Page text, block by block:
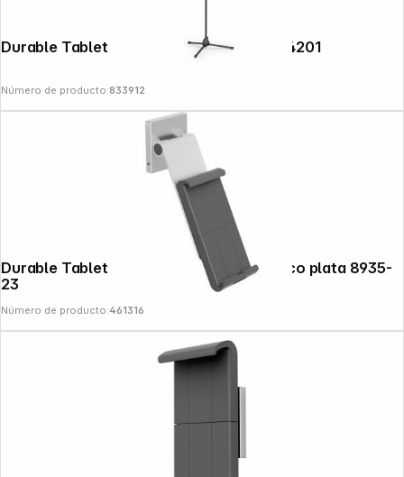
Durable Tablet Mount TWIST FLOOR 894201
Número de producto:833912
Durable Tablet Holder WALL PRO metálico plata 8935-
23
Número de producto:461316